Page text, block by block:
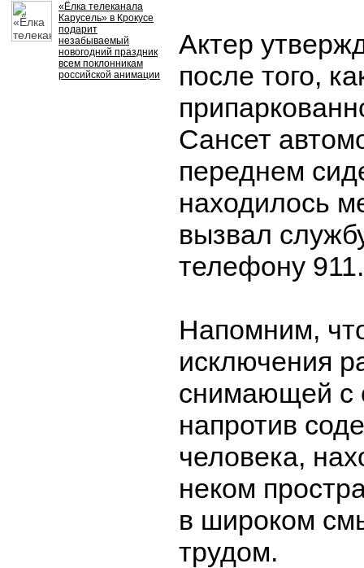
«Ёлка телеканала
Карусель» в Крокусе
подарит
незабываемый
новогодний праздник
всем поклонникам
российской анимации
Актер
после того,
Сансет
переднем
находилось
вызвал
телефону 911.
Напомним,
исключения
снимающей с
напротив
человека,
неком
в широком
трудом.